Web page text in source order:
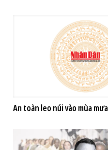
An toàn leo núi vào mùa mưa